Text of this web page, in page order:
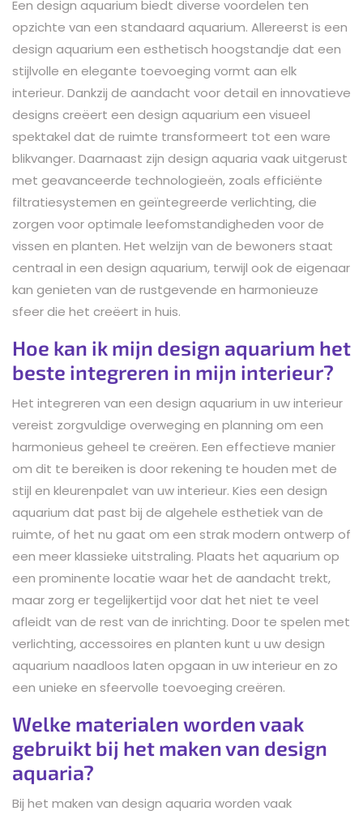
Een design aquarium biedt diverse voordelen ten
opzichte van een standaard aquarium. Allereerst is een
design aquarium een esthetisch hoogstandje dat een
stijlvolle en elegante toevoeging vormt aan elk
interieur. Dankzij de aandacht voor detail en innovatieve
designs creëert een design aquarium een visueel
spektakel dat de ruimte transformeert tot een ware
blikvanger. Daarnaast zijn design aquaria vaak uitgerust
met geavanceerde technologieën, zoals efficiënte
filtratiesystemen en geïntegreerde verlichting, die
zorgen voor optimale leefomstandigheden voor de
vissen en planten. Het welzijn van de bewoners staat
centraal in een design aquarium, terwijl ook de eigenaar
kan genieten van de rustgevende en harmonieuze
sfeer die het creëert in huis.
Hoe kan ik mijn design aquarium het
beste integreren in mijn interieur?
Het integreren van een design aquarium in uw interieur
vereist zorgvuldige overweging en planning om een
harmonieus geheel te creëren. Een effectieve manier
om dit te bereiken is door rekening te houden met de
stijl en kleurenpalet van uw interieur. Kies een design
aquarium dat past bij de algehele esthetiek van de
ruimte, of het nu gaat om een strak modern ontwerp of
een meer klassieke uitstraling. Plaats het aquarium op
een prominente locatie waar het de aandacht trekt,
maar zorg er tegelijkertijd voor dat het niet te veel
afleidt van de rest van de inrichting. Door te spelen met
verlichting, accessoires en planten kunt u uw design
aquarium naadloos laten opgaan in uw interieur en zo
een unieke en sfeervolle toevoeging creëren.
Welke materialen worden vaak
gebruikt bij het maken van design
aquaria?
Bij het maken van design aquaria worden vaak